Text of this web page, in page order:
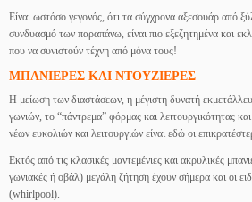
Είναι ωστόσο γεγονός, ότι τα σύγχρονα αξεσουάρ από
συνδυασμό των παραπάνω, είναι πιο εξεζητημένα και
που να συνιστούν τέχνη από μόνα τους!
ΜΠΑΝΙΕΡΕΣ ΚΑΙ ΝΤΟΥΖΙΕΡΕΣ
Η μείωση των διαστάσεων, η μέγιστη δυνατή
γωνιών, το “πάντρεμα” φόρμας και λειτουργικότητας
νέων ευκολιών και λειτουργιών είναι εδώ οι
Εκτός από τις κλασικές μαντεμένιες και ακρυλικές
γωνιακές ή οβάλ) μεγάλη ζήτηση έχουν σήμερα και οι
(whirlpool).